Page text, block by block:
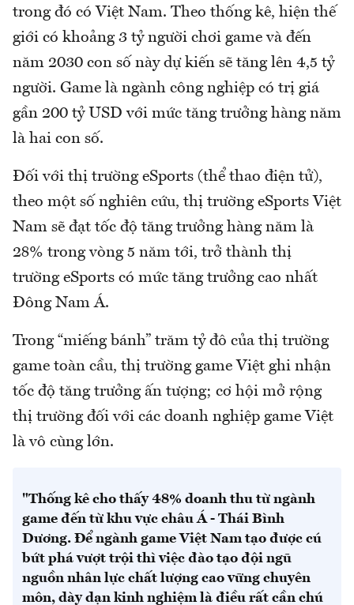
trong đó có Việt Nam. Theo thống kê, hiện thế
giới có khoảng 3 tỷ người chơi game và đến
năm 2030 con số này dự kiến sẽ tăng lên 4,5 tỷ
người. Game là ngành công nghiệp có trị giá
gần 200 tỷ USD với mức tăng trưởng hàng năm
là hai con số.
Đối với thị trường eSports (thể thao điện tử),
theo một số nghiên cứu, thị trường eSports Việt
Nam sẽ đạt tốc độ tăng trưởng hàng năm là
28% trong vòng 5 năm tới, trở thành thị
trường eSports có mức tăng trưởng cao nhất
Đông Nam Á.
Trong “miếng bánh” trăm tỷ đô của thị trường
game toàn cầu, thị trường game Việt ghi nhận
tốc độ tăng trưởng ấn tượng; cơ hội mở rộng
thị trường đối với các doanh nghiệp game Việt
là vô cùng lớn.
"Thống kê cho thấy 48% doanh thu từ ngành
game đến từ khu vực châu Á - Thái Bình
Dương. Để ngành game Việt Nam tạo được cú
bứt phá vượt trội thì việc đào tạo đội ngũ
nguồn nhân lực chất lượng cao vững chuyên
môn, dày dạn kinh nghiệm là điều rất cần chú